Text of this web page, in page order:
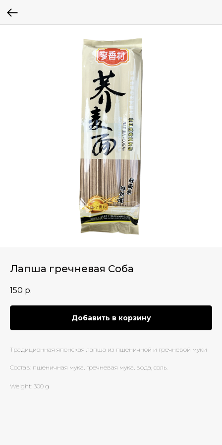
Лапша гречневая Соба
150 р.
Добавить в корзину
Традиционная японская лапша из пшеничной и гречневой муки
Состав: пшеничная мука, гречневая мука, вода, соль.
Weight: 300 g